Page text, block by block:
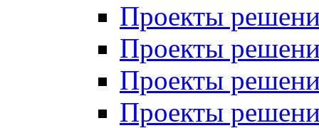
Проекты
Проекты
Проекты
Проекты